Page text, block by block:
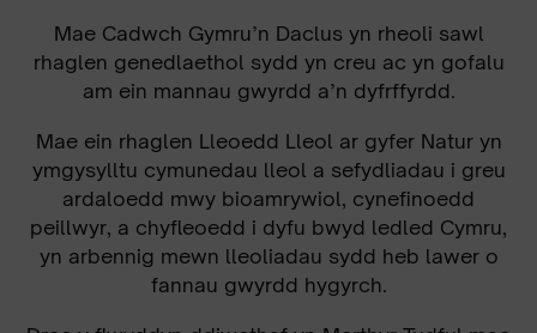
Mae Cadwch Gymru’n Daclus yn rheoli sawl
rhaglen genedlaethol sydd yn creu ac yn gofalu
am ein mannau gwyrdd a’n dyfrffyrdd.
Mae ein rhaglen Lleoedd Lleol ar gyfer Natur yn
ymgysylltu cymunedau lleol a sefydliadau i greu
ardaloedd mwy bioamrywiol, cynefinoedd
peillwyr, a chyfleoedd i dyfu bwyd ledled Cymru,
yn arbennig mewn lleoliadau sydd heb lawer o
fannau gwyrdd hygyrch.